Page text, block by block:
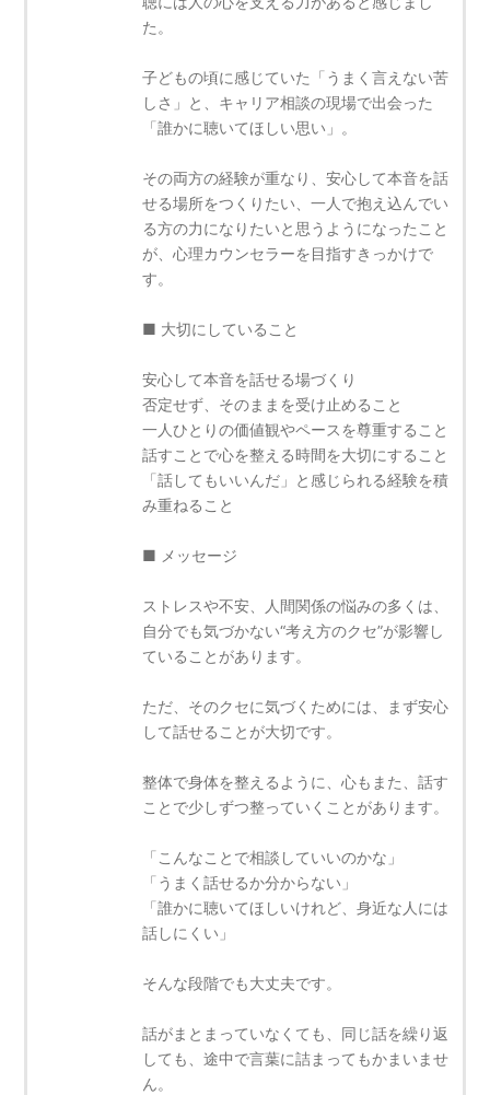
た。
子どもの頃に感じていた「うまく言えない苦
しさ」と、キャリア相談の現場で出会った
「誰かに聴いてほしい思い」。
その両方の経験が重なり、安心して本音を話
せる場所をつくりたい、一人で抱え込んでい
る方の力になりたいと思うようになったこと
が、心理カウンセラーを目指すきっかけで
す。
■ 大切にしていること
安心して本音を話せる場づくり
否定せず、そのままを受け止めること
一人ひとりの価値観やペースを尊重すること
話すことで心を整える時間を大切にすること
「話してもいいんだ」と感じられる経験を積
み重ねること
■ メッセージ
ストレスや不安、人間関係の悩みの多くは、
自分でも気づかない“考え方のクセ”が影響し
ていることがあります。
ただ、そのクセに気づくためには、まず安心
して話せることが大切です。
整体で身体を整えるように、心もまた、話す
ことで少しずつ整っていくことがあります。
「こんなことで相談していいのかな」
「うまく話せるか分からない」
「誰かに聴いてほしいけれど、身近な人には
話しにくい」
そんな段階でも大丈夫です。
話がまとまっていなくても、同じ話を繰り返
しても、途中で言葉に詰まってもかまいませ
ん。